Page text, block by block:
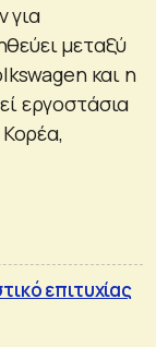
για
μεταξύ
και η
εργοστάσια
επιτυχίας